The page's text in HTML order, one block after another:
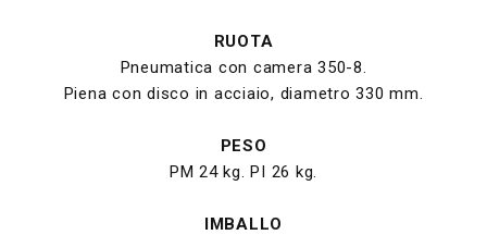
RUOTA
Pneumatica con camera 350-8.
Piena con disco in acciaio, diametro 330 mm.
PESO
PM 24 kg. PI 26 kg.
IMBALLO